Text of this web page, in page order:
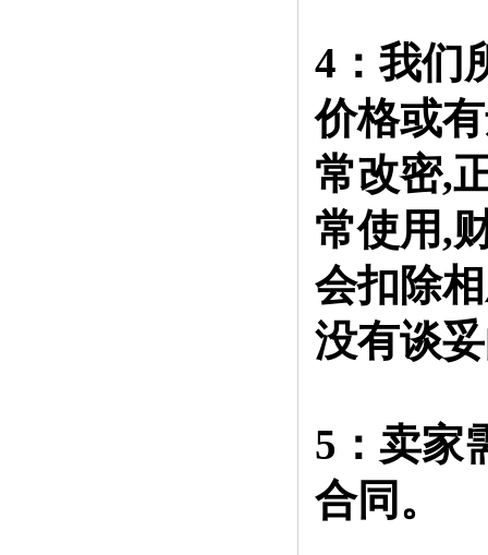
4：我们
价格或
常改密,
常使用,
会扣除
没有谈
5：卖家
合同。